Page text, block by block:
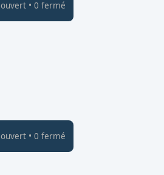
ouvert• 0 fermé
ouvert• 0 fermé